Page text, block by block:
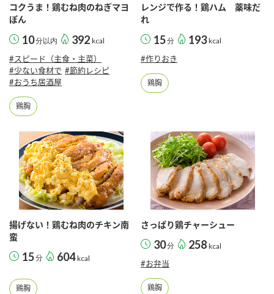
ぽん酢サワー
納豆の豆知識
鍋奉行マニュアル
ミツカンのCM
ロングセラー商品 ＋ おすすめレシピ
キッザニア東京「ぽん酢工房」
地図から取り扱い店舗を探す
ミツカン公式通販
検索
業務用サイト ミツカングループについて 製造所固有記号一覧
コクうま！鶏むね肉のねぎマヨ
ぽん
10分以内 392 kcal
#スピード（主食・主菜）
#少ない食材で #節約レシピ
#おうち居酒屋
鶏胸
レンジで作る！鶏ハム 薬味だ
れ
15分 193 kcal
#作りおき
鶏胸
揚げない！鶏むね肉のチキン南
蛮
15分 604 kcal
鶏胸
さっぱり鶏チャーシュー
30分 258 kcal
#お弁当
鶏胸